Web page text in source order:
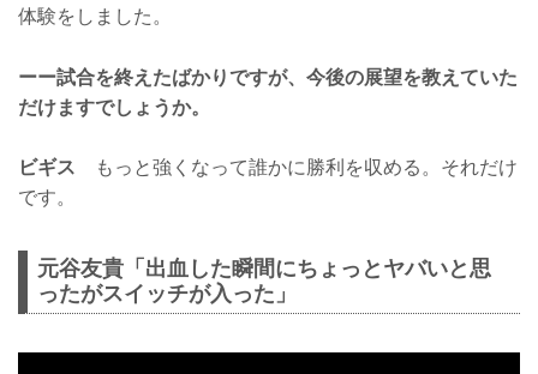
体験をしました。
ーー試合を終えたばかりですが、今後の展望を教えていた
だけますでしょうか。
ビギス もっと強くなって誰かに勝利を収める。それだけ
です。
元谷友貴「出血した瞬間にちょっとヤバいと思
ったがスイッチが入った」